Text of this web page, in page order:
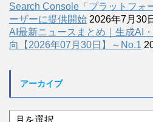
Search Console「プラットフォ
ーザーに提供開始 2026年7月30
AI最新ニュースまとめ｜生成AI
向【2026年07月30日】～No.1
アーカイブ
ア